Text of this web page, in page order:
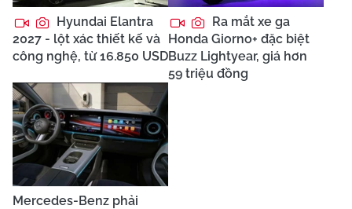
Hyundai Elantra
2027 - lột xác thiết kế và
công nghệ, từ 16.850 USD
Ra mắt xe ga
Honda Giorno+ đặc biệt
Buzz Lightyear, giá hơn
59 triệu đồng
Mercedes-Benz phải